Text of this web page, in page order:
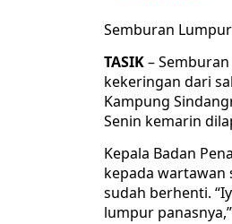
Semburan
TASIK–
kekeringan dari
Kampung
Senin kemarin
Kepala Badan
kepada
sudah berhenti.
lumpur